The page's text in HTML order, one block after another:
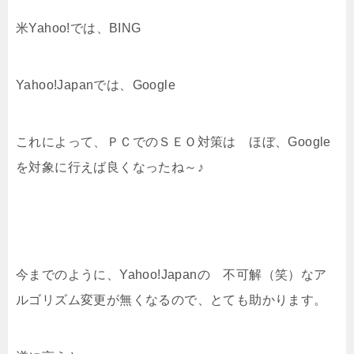
米Yahoo!では、BING
Yahoo!Japanでは、Google
これによって、ＰＣでのＳＥＯ対策は ほぼ、Google
を対象に行えば良くなったね～♪
今までのように、Yahoo!Japanの 不可解（笑）なア
ルゴリズム変更が無くなるので、とても助かります。